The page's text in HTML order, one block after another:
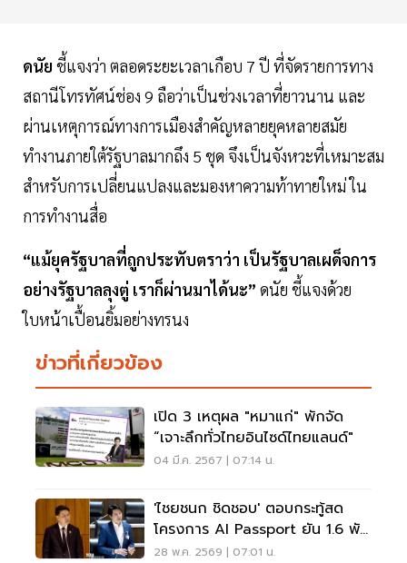
ดนัย ชี้แจงว่า ตลอดระยะเวลาเกือบ 7 ปี ที่จัดรายการทาง
สถานีโทรทัศน์ช่อง 9 ถือว่าเป็นช่วงเวลาที่ยาวนาน และ
ผ่านเหตุการณ์ทางการเมืองสำคัญหลายยุคหลายสมัย
ทำงานภายใต้รัฐบาลมากถึง 5 ชุด จึงเป็นจังหวะที่เหมาะสม
สำหรับการเปลี่ยนแปลงและมองหาความท้าทายใหม่ ใน
การทำงานสื่อ
“แม้ยุครัฐบาลที่ถูกประทับตราว่า เป็นรัฐบาลเผด็จการ
อย่างรัฐบาลลุงตู่ เราก็ผ่านมาได้นะ” ดนัย ชี้แจงด้วย
ใบหน้าเปื้อนยิ้มอย่างทรนง
ข่าวที่เกี่ยวข้อง
เปิด 3 เหตุผล "หมาแก่" พักจัด
“เจาะลึกทั่วไทยอินไซด์ไทยแลนด์"
04 มี.ค. 2567 | 07:14 น.
'ไชยชนก ชิดชอบ' ตอบกระทู้สด
โครงการ AI Passport ยัน 1.6 พัน
ล้าน โปร่งใส พร้อมให้ตรวจสอบ
28 พ.ค. 2569 | 07:01 น.